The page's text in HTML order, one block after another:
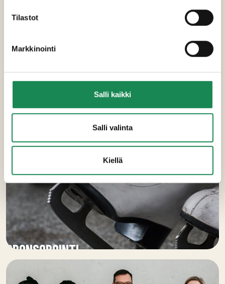
Tilastot
Markkinointi
Salli kaikki
Salli valinta
Kiellä
VASTUULLISUUS JA LAATU
SPONSOROINTI